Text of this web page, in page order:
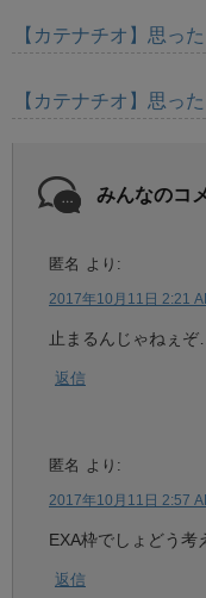
【カテナチオ】思っ
【カテナチオ】思っ
みんなのコ
匿名 より:
2017年10月11日 2:21
止まるんじゃねぇぞ…
返信
匿名 より:
2017年10月11日 2:57
EXA枠でしょどう考
返信